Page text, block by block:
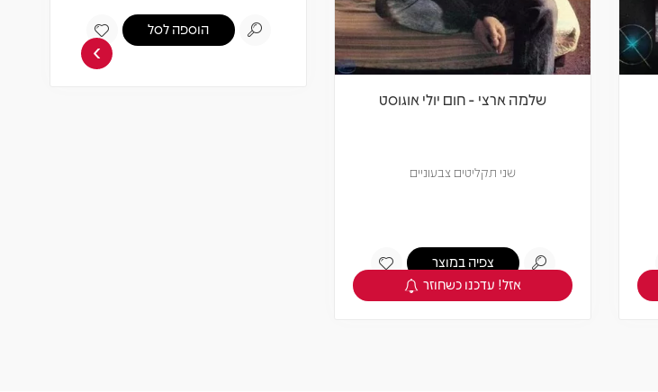
שלמה ארצי - חום יולי אוגוסט
שני תקליטים צבעוניים
צפיה במוצר
אזל! עדכנו כשחוזר
›